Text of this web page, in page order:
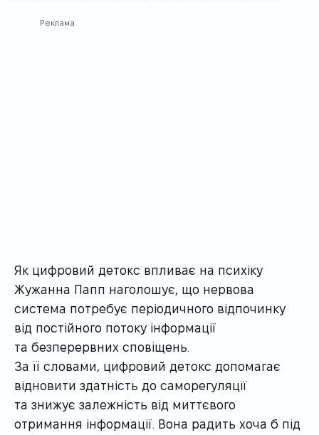
Реклама
Як цифровий детокс впливає на психіку
Жужанна Папп наголошує, що нервова
система потребує періодичного відпочинку
від постійного потоку інформації
та безперервних сповіщень.
За її словами, цифровий детокс допомагає
відновити здатність до саморегуляції
та знижує залежність від миттєвого
отримання інформації. Вона радить хоча б під